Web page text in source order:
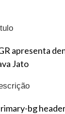
apresenta
Jato
bg